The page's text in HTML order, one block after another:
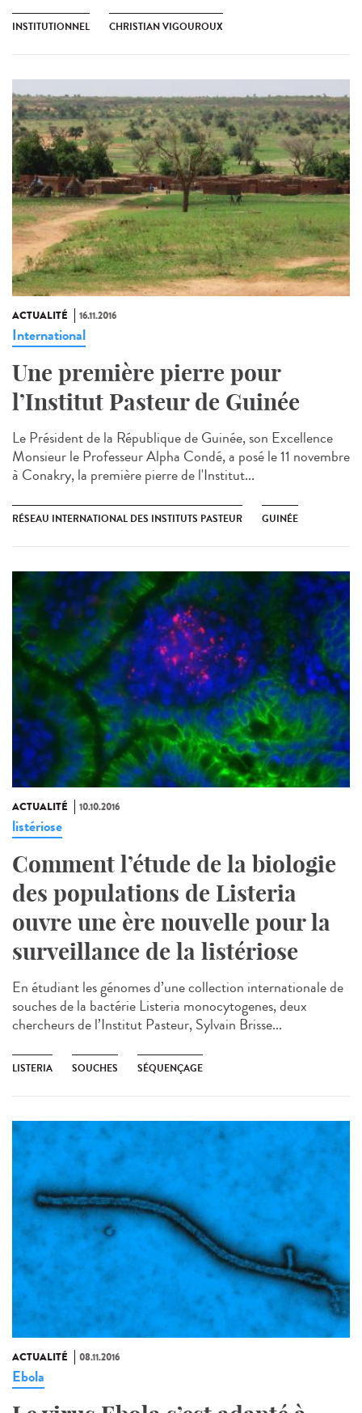
INSTITUTIONNEL CHRISTIAN VIGOUROUX
ACTUALITÉ 16.11.2016
International
Une première pierre pour
l’Institut Pasteur de Guinée
Le Président de la République de Guinée, son Excellence
Monsieur le Professeur Alpha Condé, a posé le 11 novembre
à Conakry, la première pierre de l'Institut...
RÉSEAU INTERNATIONAL DES INSTITUTS PASTEUR GUINÉE
ACTUALITÉ 10.10.2016
listériose
Comment l’étude de la biologie
des populations de Listeria
ouvre une ère nouvelle pour la
surveillance de la listériose
En étudiant les génomes d’une collection internationale de
souches de la bactérie Listeria monocytogenes, deux
chercheurs de l’Institut Pasteur, Sylvain Brisse...
LISTERIA SOUCHES SÉQUENÇAGE
ACTUALITÉ 08.11.2016
Ebola